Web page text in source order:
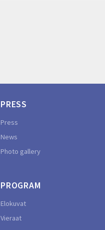
PRESS
Press
News
Photo gallery
PROGRAM
Elokuvat
Vieraat